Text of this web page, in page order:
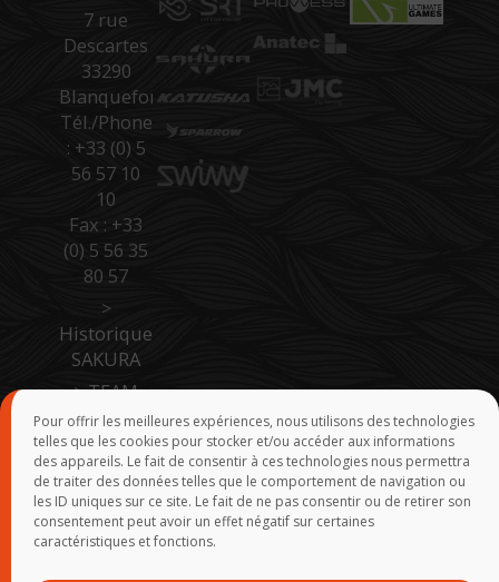
Pour offrir les meilleures expériences, nous utilisons des technologies
telles que les cookies pour stocker et/ou accéder aux informations
des appareils. Le fait de consentir à ces technologies nous permettra
de traiter des données telles que le comportement de navigation ou
les ID uniques sur ce site. Le fait de ne pas consentir ou de retirer son
consentement peut avoir un effet négatif sur certaines
caractéristiques et fonctions.
7 rue
Descartes
33290
Blanquefort
Tél./Phone
: +33 (0) 5
56 57 10
10
Fax : +33
(0) 5 56 35
80 57
>
Historique
SAKURA
>TEAM
SAKURA
>Accès
Pro Site B
to B
>Force de
vente